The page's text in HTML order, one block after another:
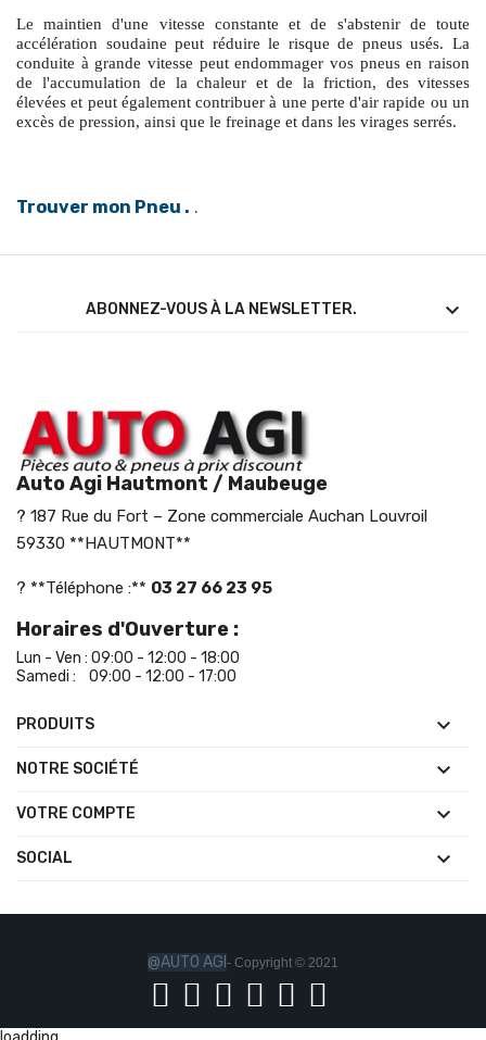
Le maintien d'une vitesse constante et de s'abstenir de toute
accélération soudaine peut réduire le risque de pneus usés. La
conduite à grande vitesse peut endommager vos pneus en raison
de l'accumulation de la chaleur et de la friction, des vitesses
élevées et peut également contribuer à une perte d'air rapide ou un
excès de pression, ainsi que le freinage et dans les virages serrés.
Trouver mon Pneu . .
ABONNEZ-VOUS À LA NEWSLETTER. 
Auto Agi Hautmont / Maubeuge
? 187 Rue du Fort – Zone commerciale Auchan Louvroil
59330 **HAUTMONT**
? **Téléphone :** 03 27 66 23 95
Horaires d'Ouverture :
Lun - Ven : 09:00 - 12:00 - 18:00
Samedi : 09:00 - 12:00 - 17:00
PRODUITS 
NOTRE SOCIÉTÉ 
VOTRE COMPTE 
SOCIAL 
@AUTO AGI - Copyright © 2021